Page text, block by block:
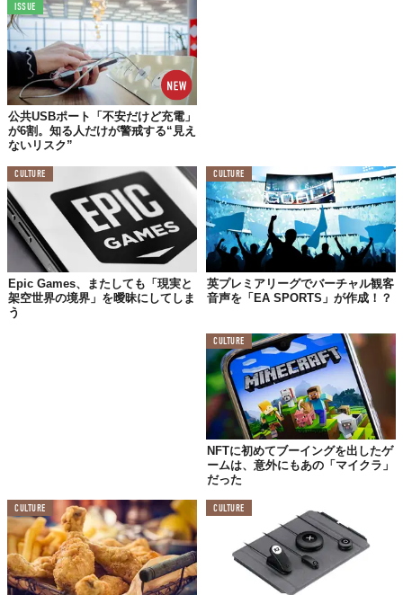
ISSUE
公共USBポート「不安だけど充電」
が6割。知る人だけが警戒する“見え
ないリスク”
CULTURE
Epic Games、またしても「現実と
架空世界の境界」を曖昧にしてしま
う
CULTURE
英プレミアリーグでバーチャル観客
音声を「EA SPORTS」が作成！？
CULTURE
NFTに初めてブーイングを出したゲ
ームは、意外にもあの「マイクラ」
だった
CULTURE CULTURE